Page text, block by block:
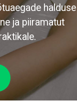
halduse
ja piiramatut